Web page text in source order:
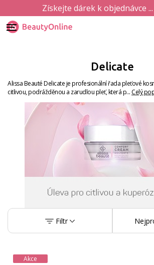
Získejte dárek k objednávce ...
Delicate
Alissa Beauté Delicate je profesionální řada pleťové
citlivou, podrážděnou a zarudlou pleť, která p... Celý
Filtr
Akce